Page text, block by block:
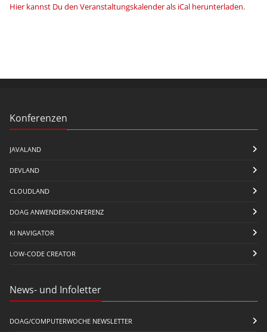
Hier kannst Du den Veranstaltungskalender als iCal herunterladen.
Konferenzen
JAVALAND
DEVLAND
CLOUDLAND
DOAG ANWENDERKONFERENZ
KI NAVIGATOR
LOW-CODE CREATOR
News- und Infoletter
DOAG/COMPUTERWOCHE NEWSLETTER